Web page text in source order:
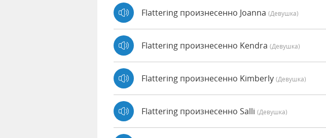
Flattering произнесенно Joanna (девушка)
Flattering произнесенно Kendra (девушка)
Flattering произнесенно Kimberly (девушка)
Flattering произнесенно Salli (девушка)